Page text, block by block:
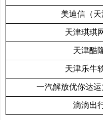
美迪信（
天津琪琪
天津酷
天津乐牛
一汽解放优你达
滴滴出